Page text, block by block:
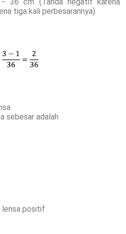
tiga kali perbesarannya)
sebesar adalah
lensa positif